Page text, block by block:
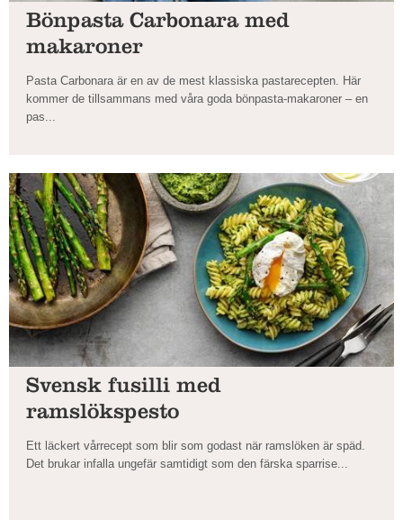
Bönpasta Carbonara med
makaroner
Pasta Carbonara är en av de mest klassiska pastarecepten. Här
kommer de tillsammans med våra goda bönpasta-makaroner – en
pas...
Svensk fusilli med
ramslökspesto
Ett läckert vårrecept som blir som godast när ramslöken är späd.
Det brukar infalla ungefär samtidigt som den färska sparrise...